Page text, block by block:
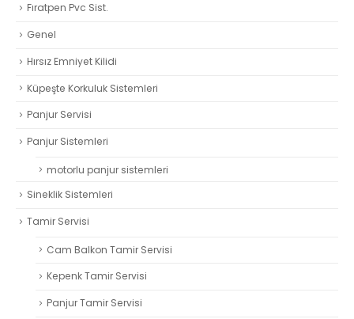
Fıratpen Pvc Sist.
Genel
Hırsız Emniyet Kilidi
Küpeşte Korkuluk Sistemleri
Panjur Servisi
Panjur Sistemleri
motorlu panjur sistemleri
Sineklik Sistemleri
Tamir Servisi
Cam Balkon Tamir Servisi
Kepenk Tamir Servisi
Panjur Tamir Servisi